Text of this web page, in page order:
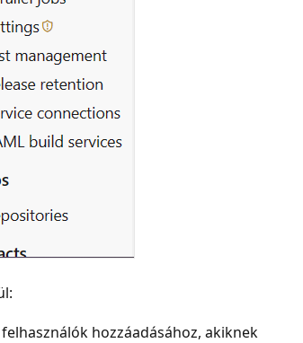
hozzáadásához, akiknek